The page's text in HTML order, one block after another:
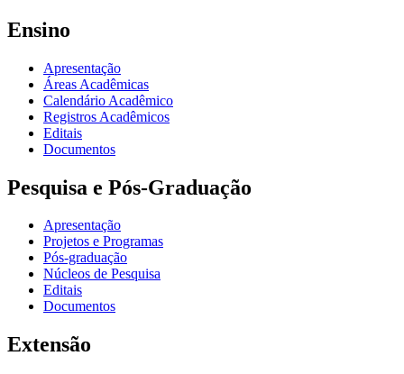
Ensino
Apresentação
Áreas Acadêmicas
Calendário Acadêmico
Registros Acadêmicos
Editais
Documentos
Pesquisa e Pós-Graduação
Apresentação
Projetos e Programas
Pós-graduação
Núcleos de Pesquisa
Editais
Documentos
Extensão